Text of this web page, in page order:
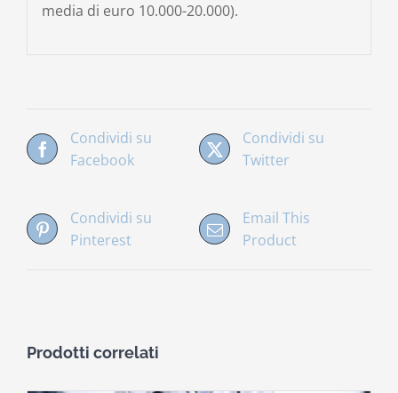
media di euro 10.000-20.000).
Condividi su
Facebook
Condividi su
Twitter
Condividi su
Pinterest
Email This
Product
Prodotti correlati